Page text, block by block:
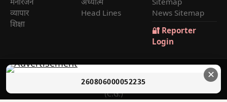
मनोरंजन
व्यापार
शिक्षा
अध्यात्म
Head Lines
Sitemap
News Sitemap
🔐 Reporter
Login
— सर्वाधिकार सुरक्षित | Sole Proprietor:
Rana Sikander Singh | Reg. No. 4622012201006321, Raipur
(C.G.)
✕
260806000052235